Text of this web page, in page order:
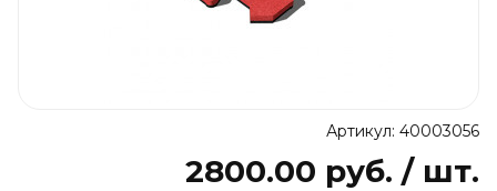
Артикул: 40003056
2800.00 руб. / шт.